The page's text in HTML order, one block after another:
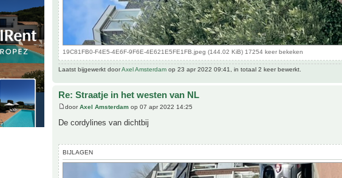
19C81FB0-F4E5-4E6F-9F6E-4E621E5FE1FB.jpeg (144.02 KiB) 17254 keer bekeken
Laatst bijgewerkt doorAxel Amsterdam op 23 apr 2022 09:41, in totaal 2 keer bewerkt.
Re: Straatje in het westen van NL
doorAxel Amsterdam op 07 apr 2022 14:25
De cordylines van dichtbij
BIJLAGEN